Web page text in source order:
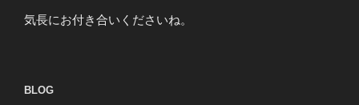
気長にお付き合いくださいね。
BLOG